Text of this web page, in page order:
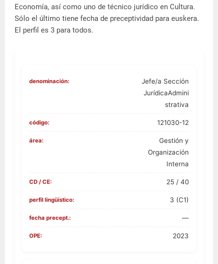
Economía, así como uno de técnico jurídico en Cultura.
Sólo el último tiene fecha de preceptividad para euskera.
El perfil es 3 para todos.
denominación:
Jefe/a Sección
JurídicaAdmini
strativa
código: 121030-12
área:
Gestión y
Organización
Interna
CD / CE: 25 / 40
perfil lingüístico: 3 (C1)
fecha precept.: —
OPE: 2023